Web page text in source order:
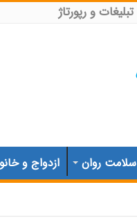
تبلیغات و رپورتاژ
سلامت روان ازدواج و